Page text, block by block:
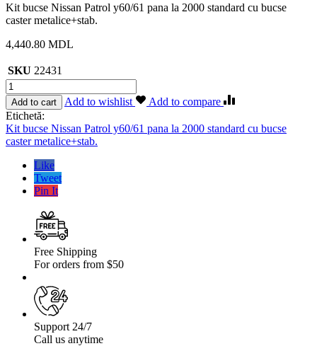
Kit bucse Nissan Patrol y60/61 pana la 2000 standard cu bucse
caster metalice+stab.
4,440.80 MDL
SKU 22431
Cantitate
Kit
bucse
Nissan
Patrol
y60/61
standard
caster
metalice+stab.
Add to cart Add to wishlist
Add to compare
Etichetă:
Kit bucse Nissan Patrol y60/61 pana la 2000 standard cu bucse
caster metalice+stab.
Like
Tweet
Pin It
Free Shipping
For orders from $50
Support 24/7
Call us anytime